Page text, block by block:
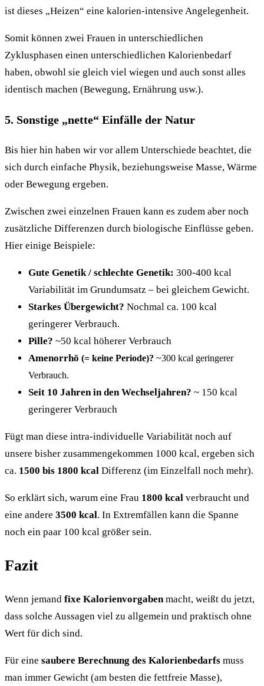
ist dieses „Heizen“ eine kalorien-intensive Angelegenheit.
Somit können zwei Frauen in unterschiedlichen
Zyklusphasen einen unterschiedlichen Kalorienbedarf
haben, obwohl sie gleich viel wiegen und auch sonst alles
identisch machen (Bewegung, Ernährung usw.).
5. Sonstige „nette“ Einfälle der Natur
Bis hier hin haben wir vor allem Unterschiede beachtet, die
sich durch einfache Physik, beziehungsweise Masse, Wärme
oder Bewegung ergeben.
Zwischen zwei einzelnen Frauen kann es zudem aber noch
zusätzliche Differenzen durch biologische Einflüsse geben.
Hier einige Beispiele:
Gute Genetik / schlechte Genetik: 300-400 kcal
Variabilität im Grundumsatz – bei gleichem Gewicht.
Starkes Übergewicht? Nochmal ca. 100 kcal
geringerer Verbrauch.
Pille? ~50 kcal höherer Verbrauch
Amenorrhö (= keine Periode)? ~300 kcal geringerer
Verbrauch.
Seit 10 Jahren in den Wechseljahren? ~ 150 kcal
geringerer Verbrauch
Fügt man diese intra-individuelle Variabilität noch auf
unsere bisher zusammengekommen 1000 kcal, ergeben sich
ca. 1500 bis 1800 kcal Differenz (im Einzelfall noch mehr).
So erklärt sich, warum eine Frau 1800 kcal verbraucht und
eine andere 3500 kcal. In Extremfällen kann die Spanne
noch ein paar 100 kcal größer sein.
Fazit
Wenn jemand fixe Kalorienvorgabenmacht, weißt du jetzt,
dass solche Aussagen viel zu allgemein und praktisch ohne
Wert für dich sind.
Für eine saubere Berechnung des Kalorienbedarfs muss
man immer Gewicht (am besten die fettfreie Masse),